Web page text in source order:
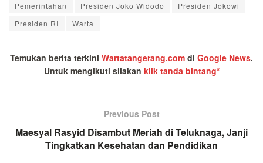
Pemerintahan
Presiden Joko Widodo
Presiden Jokowi
Presiden RI
Warta
Temukan berita terkini Wartatangerang.com di Google News.
Untuk mengikuti silakan klik tanda bintang*
Previous Post
Maesyal Rasyid Disambut Meriah di Teluknaga, Janji
Tingkatkan Kesehatan dan Pendidikan